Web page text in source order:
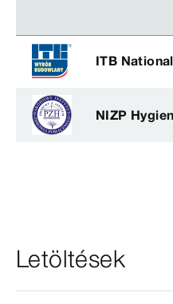
ITB
NIZP
Letöltések